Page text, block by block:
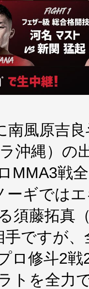
南風原吉良
沖縄）の
MMA3戦
ーギでは
須藤拓真
ですが、
ロ修斗2戦
トを全力